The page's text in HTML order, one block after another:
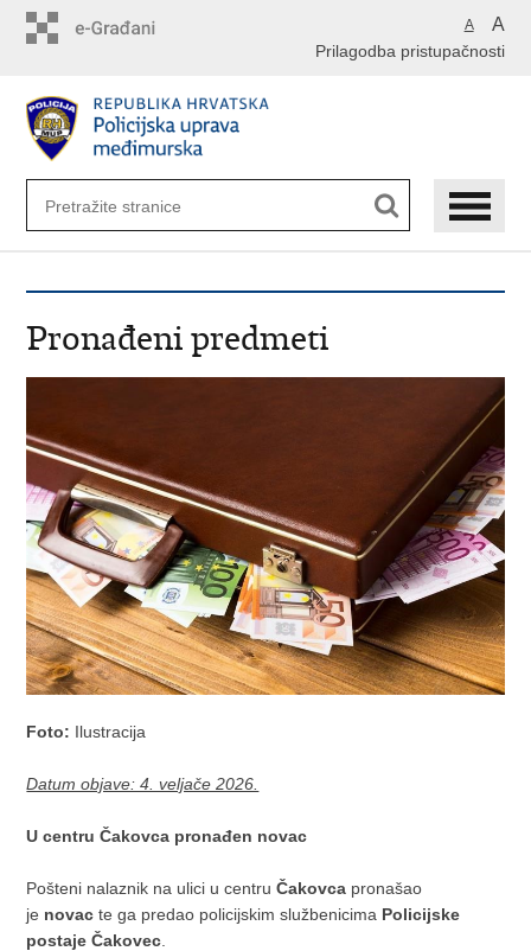
A A
Prilagodba pristupačnosti
Pronađeni predmeti
Foto: Ilustracija
Datum objave: 4. veljače 2026.
U centru Čakovca pronađen novac
Pošteni nalaznik na ulici u centruČakovca pronašao
je novacte ga predao policijskim službenicima Policijske
postaje Čakovec